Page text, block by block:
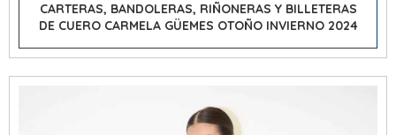
CARTERAS, BANDOLERAS, RIÑONERAS Y BILLETERAS
DE CUERO CARMELA GÜEMES OTOÑO INVIERNO 2024